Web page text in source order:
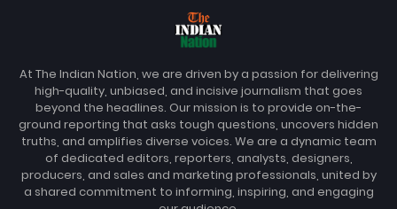
At The Indian Nation, we are driven by a passion for delivering
high-quality, unbiased, and incisive journalism that goes
beyond the headlines. Our mission is to provide on-the-
ground reporting that asks tough questions, uncovers hidden
truths, and amplifies diverse voices. We are a dynamic team
of dedicated editors, reporters, analysts, designers,
producers, and sales and marketing professionals, united by
a shared commitment to informing, inspiring, and engaging